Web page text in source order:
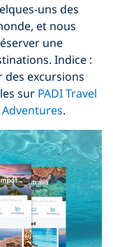
uns des
et nous
une
Indice :
des excursions
sur PADI Travel
.